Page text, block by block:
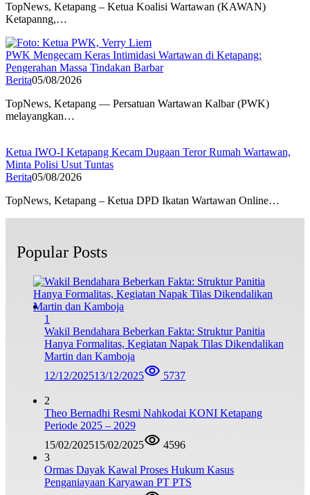
TopNews, Ketapang – Ketua Koalisi Wartawan (KAWAN)
Ketapanng,…
PWK Mengecam Keras Intimidasi Wartawan di Ketapang:
Pengerahan Massa Tindakan Barbar
Berita05/08/2026
TopNews, Ketapang — Persatuan Wartawan Kalbar (PWK)
melayangkan…
Ketua IWO-I Ketapang Kecam Dugaan Teror Rumah Wartawan,
Minta Polisi Usut Tuntas
Berita05/08/2026
TopNews, Ketapang – Ketua DPD Ikatan Wartawan Online…
Popular Posts
1
Wakil Bendahara Beberkan Fakta: Struktur Panitia
Hanya Formalitas, Kegiatan Napak Tilas Dikendalikan
Martin dan Kamboja
12/12/202513/12/2025 5737
2
Theo Bernadhi Resmi Nahkodai KONI Ketapang
Periode 2025 – 2029
15/02/202515/02/2025
4596
3
Ormas Dayak Kawal Proses Hukum Kasus
Penganiayaan Karyawan PT PTS